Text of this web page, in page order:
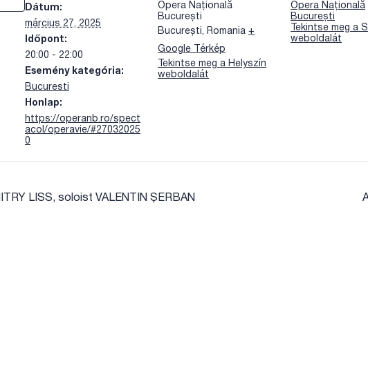
Dátum:
március 27, 2025
Időpont:
20:00 - 22:00
Esemény kategória:
Bucuresti
Honlap:
https://operanb.ro/spect
acol/operavie/#27032025
0
Opera Națională
București
București, Romania +
Google Térkép
Tekintse meg a Helyszín
weboldalát
Opera Națională
București
Tekintse meg a
weboldalát
LISS, soloist VALENTIN ȘERBAN